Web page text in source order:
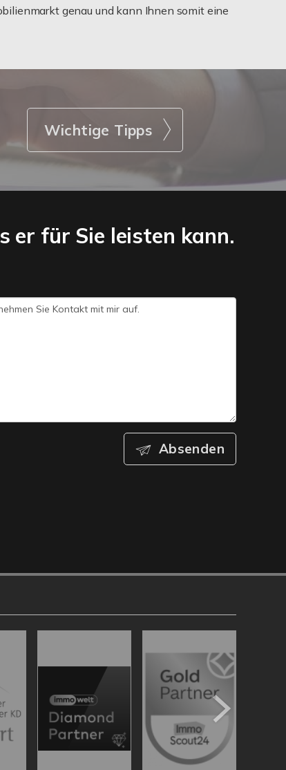
genau und kann Ihnen somit eine
Wichtige Tipps
er für Sie leisten kann.
Absenden